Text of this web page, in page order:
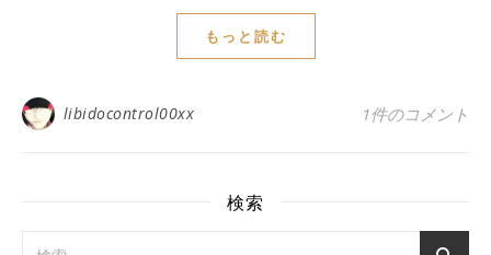
もっと読む
libidocontrol00xx 1件のコメント
検索